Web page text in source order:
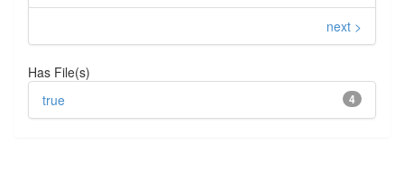
next >
Has File(s)
4
true